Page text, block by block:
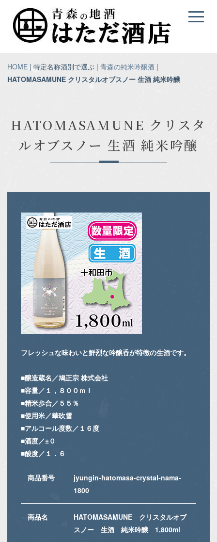
HOME | 特定名称酒別で選ぶ | 青森の純米吟醸酒 |
HATOMASAMUNE クリスタルオブスノー 生酒 純米吟醸
HATOMASAMUNE クリスタ
ルオブスノー 生酒 純米吟醸
フレッシュな味わいと鮮烈な吟醸香が特徴の生酒です。
■醸造蔵名／鳩正宗 株式会社
■容量／１，８００ｍｌ
■精米歩合／５５％
■使用米／華吹雪
■アルコール度数／１６度
■酒度／±０
■酸度／１．６
商品番号
jyungin-hatomasa-crystal-nama-
1800
商品名
HATOMASAMUNE クリスタルオブ
スノー 生酒 純米吟醸 1,800ml